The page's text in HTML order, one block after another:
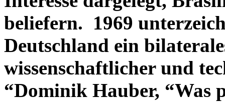
beliefern. 1969
Deutschland ein
wissenschaftlicher und
“Dominik Hauber, “Was